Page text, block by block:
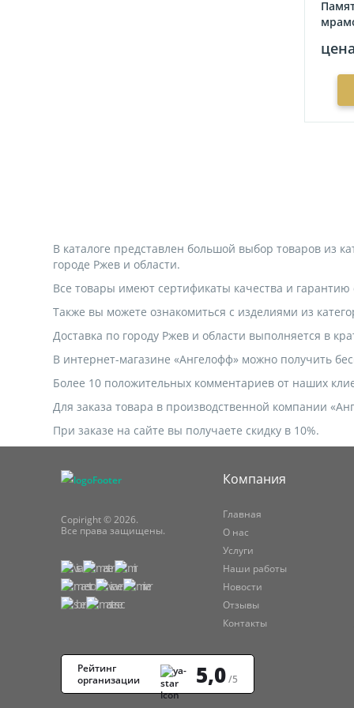
В каталоге представлен большой выбор товаров из
городе Ржев и области.
Все товары имеют сертификаты качества и гарантию
Также вы можете ознакомиться с изделиями из
Доставка по городу Ржев и области выполняется в
В интернет-магазине «Ангелофф» можно получить
Более 10 положительных комментариев от наших
Для заказа товара в производственной компании
При заказе на сайте вы получаете скидку в 10%.
Copiright © 2026.
Все права защищены.
Рейтинг
организации
5,0/5
Компания
Главная
О нас
Услуги
Наши работы
Новости
Отзывы
Контакты